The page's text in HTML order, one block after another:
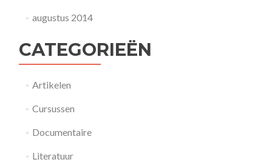
augustus 2014
CATEGORIEËN
Artikelen
Cursussen
Documentaire
Literatuur